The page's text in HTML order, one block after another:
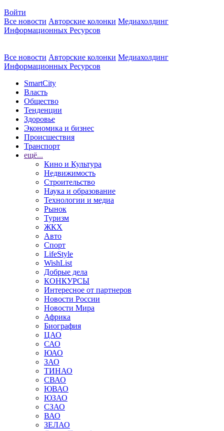
Войти
Все новости Авторские колонки Медиахолдинг
Информационных Ресурсов
Все новости Авторские колонки Медиахолдинг
Информационных Ресурсов
SmartCity
Власть
Общество
Тенденции
Здоровье
Экономика и бизнес
Происшествия
Транспорт
ещё...
Кино и Культура
Недвижимость
Строительство
Наука и образование
Технологии и медиа
Рынок
Туризм
ЖКХ
Авто
Спорт
LifeStyle
WishList
Добрые дела
КОНКУРСЫ
Интересное от партнеров
Новости России
Новости Мира
Африка
Биография
ЦАО
САО
ЮАО
ЗАО
ТИНАО
СВАО
ЮВАО
ЮЗАО
СЗАО
ВАО
ЗЕЛАО